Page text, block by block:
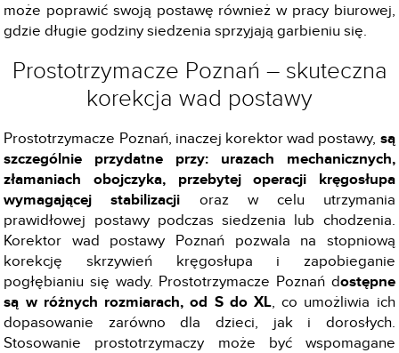
może poprawić swoją postawę również w pracy biurowej,
gdzie długie godziny siedzenia sprzyjają garbieniu się.
Prostotrzymacze Poznań – skuteczna
korekcja wad postawy
Prostotrzymacze Poznań, inaczej korektor wad postawy, są
szczególnie przydatne przy: urazach mechanicznych,
złamaniach obojczyka, przebytej operacji kręgosłupa
wymagającej stabilizacji oraz w celu utrzymania
prawidłowej postawy podczas siedzenia lub chodzenia.
Korektor wad postawy Poznań pozwala na stopniową
korekcję skrzywień kręgosłupa i zapobieganie
pogłębianiu się wady. Prostotrzymacze Poznań dostępne
są w różnych rozmiarach, od S do XL, co umożliwia ich
dopasowanie zarówno dla dzieci, jak i dorosłych.
Stosowanie prostotrzymaczy może być wspomagane